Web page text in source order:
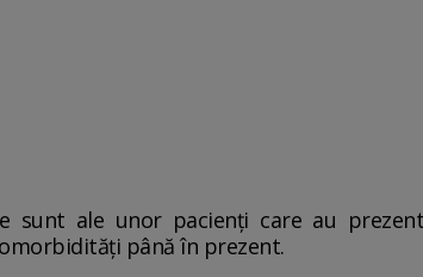
sunt ale unor pacienți care au
până în prezent.